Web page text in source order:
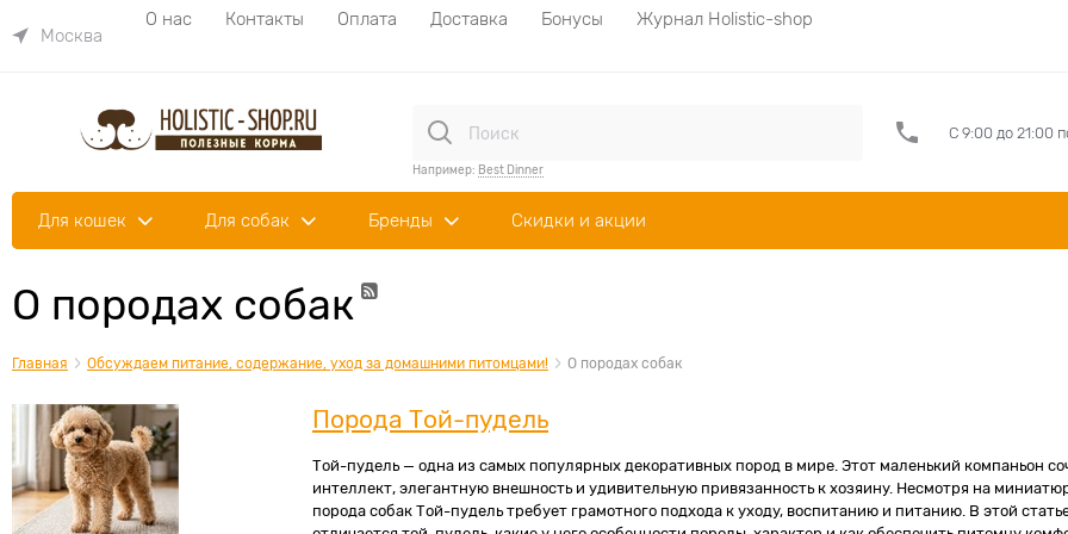
Москва
О нас Контакты Оплата Доставка Бонусы Журнал Holistic-shop
Например: Best Dinner
С 9:00 до 21:00
Для кошек Для собак Бренды Скидки и акции
О породах собак
Главная Обсуждаем питание, содержание, уход за домашними питомцами! О породах собак
Порода Той-пудель
Той-пудель — одна из самых популярных декоративных пород в мире. Этот маленький компаньон
интеллект, элегантную внешность и удивительную привязанность к хозяину. Несмотря на
порода собак Той-пудель требует грамотного подхода к уходу, воспитанию и питанию. В этой